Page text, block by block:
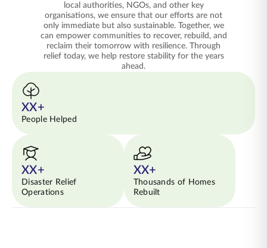
local authorities, NGOs, and other key
organisations, we ensure that our efforts are not
only immediate but also sustainable. Together, we
can empower communities to recover, rebuild, and
reclaim their tomorrow with resilience. Through
relief today, we help restore stability for the years
ahead.
XX+
People Helped
XX+
Disaster Relief
Operations
XX+
Thousands of Homes
Rebuilt